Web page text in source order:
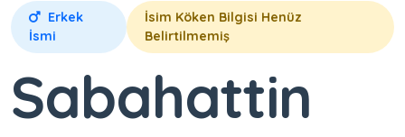
Erkek
İsmi
İsim Köken Bilgisi Henüz
Belirtilmemiş
Sabahattin